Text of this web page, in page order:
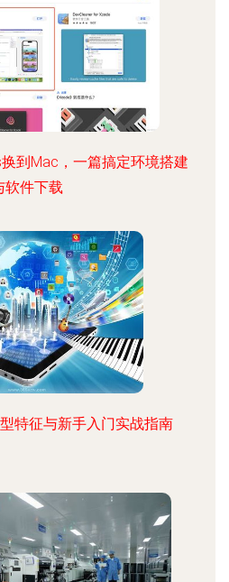
到Mac，一篇搞定环境搭建
软件下载
特征与新手入门实战指南